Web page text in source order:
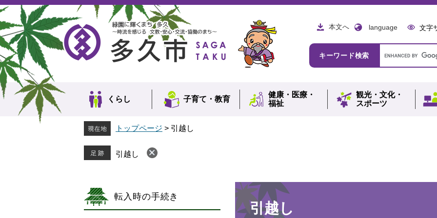
ペ
ー
ジ
の
先
頭
で
す。
メ
ニ
ュ
ー
を
飛
ば
し
て
本
本文へ language 文字
キーワード検索
カ
ス
検
索
くらし 子育て・ 教育
健康・ 医療・
福祉
観光・ 文化・
スポーツ
トップページ > 引越し
引越し
転入時の手続き
本
文
引越し